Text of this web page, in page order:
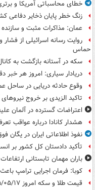
خطای محاسباتی آمریکا و
زنگ خطر پایان ذخایر دفاعی
عمان: مذاکرات مثبت و سازنده
روایت رسانه اسرائیلی از
حماس
سکه در آستانه بازگشت به کانال ۱۸۸ میلیون
دریادار سیاری: امروز هر خبر
وقوع حادثه دریایی در ساحل
تاکید الزیدی بر خروج
اعتراضات گسترده در آلمان
هشدار کانادا درباره عواقب تعرفه ۵۰ درصدی
نفوذ اطلاعاتی ایران در یگان
تأکید دادستان کل کشور بر
باران مهمان تابستانی
کوبا: فرمان اجرایی ترامپ
قیمت طلا و سکه امروز ۱۴۰۵/۰۵/۱۷